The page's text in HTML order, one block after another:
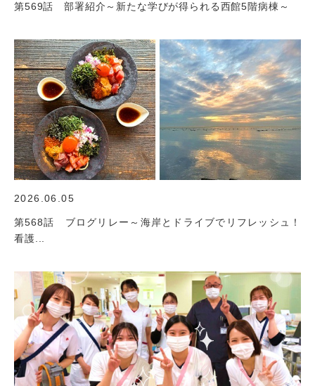
第569話 部署紹介～新たな学びが得られる西館5階病棟～
2026.06.05
第568話 ブログリレー～海岸とドライブでリフレッシュ！
看護...